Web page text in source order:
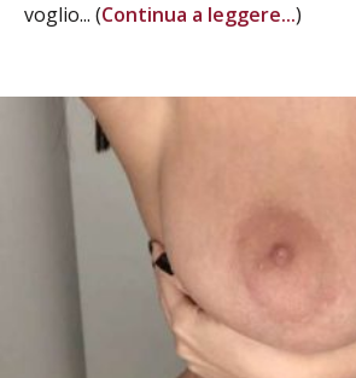
voglio... (Continua a leggere...)